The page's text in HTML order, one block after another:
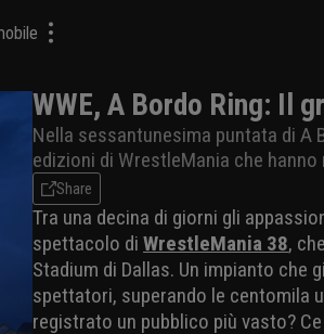
WWE, A Bordo Ring: Il
Nella sessantunesima puntata di A
edizioni di WrestleMania che
Share
Tra una decina di giorni gli
spettacolo di WrestleMania 38,
Stadium di Dallas. Un impianto
spettatori, superando le centomila
registrato un pubblico più vasto?